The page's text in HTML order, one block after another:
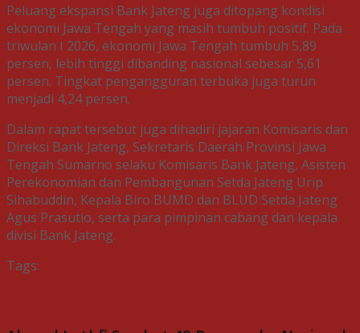
Peluang ekspansi Bank Jateng juga ditopang kondisi
ekonomi Jawa Tengah yang masih tumbuh positif. Pada
triwulan I 2026, ekonomi Jawa Tengah tumbuh 5,89
persen, lebih tinggi dibanding nasional sebesar 5,61
persen. Tingkat pengangguran terbuka juga turun
menjadi 4,24 persen.
Dalam rapat tersebut juga dihadiri jajaran Komisaris dan
Direksi Bank Jateng, Sekretaris Daerah Provinsi Jawa
Tengah Sumarno selaku Komisaris Bank Jateng, Asisten
Perekonomian dan Pembangunan Setda Jateng Urip
Sihabuddin, Kepala Biro BUMD dan BLUD Setda Jateng
Agus Prasutio, serta para pimpinan cabang dan kepala
divisi Bank Jateng.
Tags: